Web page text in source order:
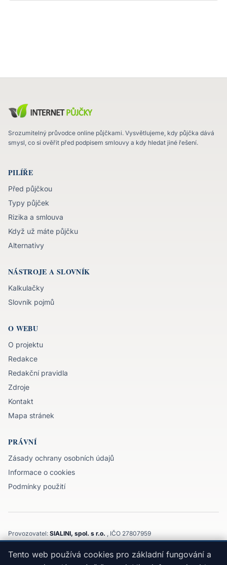
Srozumitelný průvodce online půjčkami. Vysvětlujeme, kdy půjčka dává
smysl, co si ověřit před podpisem smlouvy a kdy hledat jiné řešení.
PILÍŘE
Před půjčkou
Typy půjček
Rizika a smlouva
Když už máte půjčku
Alternativy
NÁSTROJE A SLOVNÍK
Kalkulačky
Slovník pojmů
O WEBU
O projektu
Redakce
Redakční pravidla
Zdroje
Kontakt
Mapa stránek
PRÁVNÍ
Zásady ochrany osobních údajů
Informace o cookies
Podmínky použití
Provozovatel: SIALINI, spol. s r.o. , IČO 27807959
©2026 SIALINI, spol. s r.o.
Tento web používá cookies pro základní fungování a